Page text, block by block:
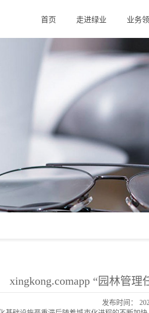
首页 走进绿业 业务
xingkong.comapp “园林管
发布时间：